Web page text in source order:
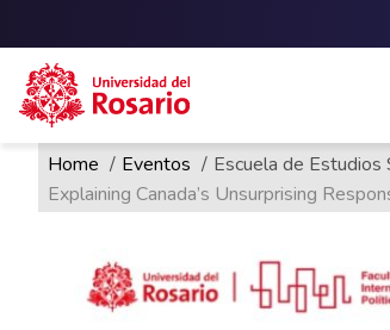
Pasar al contenido principal
Ruta de
Home Eventos
Escuela de Estudios
Explaining Canada’s Unsurprising